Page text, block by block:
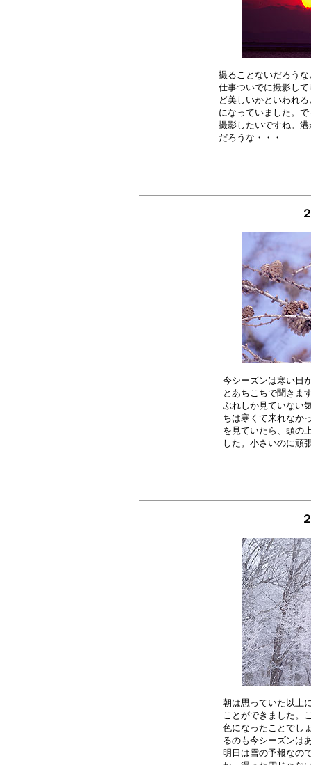
撮ることないだろう
仕事ついでに撮影し
ど美しいかといわれ
になっていました。
撮影したいですね。
今シーズンは寒い日
とあちこちで聞きま
ぶれしか見ていない
ちは寒くて来れなか
を見ていたら、頭の
朝は思っていた以上
ことができました。
色になったことでし
るのも今シーズンは
明日は雪の予報なの